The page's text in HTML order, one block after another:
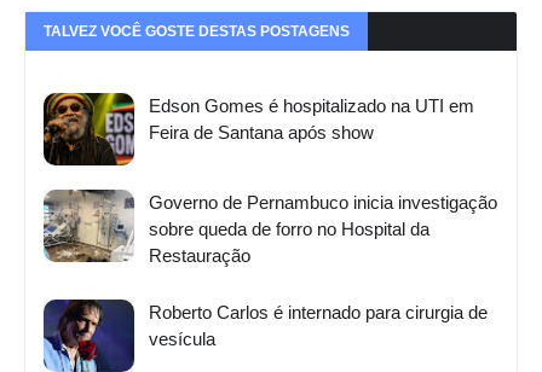
TALVEZ VOCÊ GOSTE DESTAS POSTAGENS
Edson Gomes é hospitalizado na UTI em
Feira de Santana após show
Governo de Pernambuco inicia investigação
sobre queda de forro no Hospital da
Restauração
Roberto Carlos é internado para cirurgia de
vesícula